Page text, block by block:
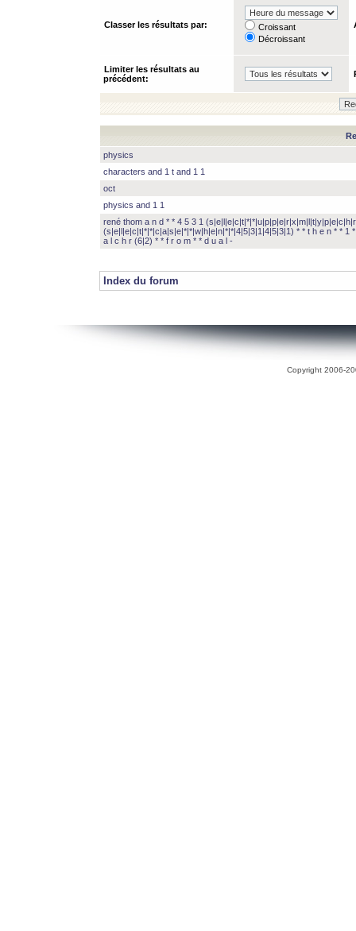
Classer les résultats par:
Croissant
Décroissant
Limiter les résultats au
précédent:
physics
characters and 1 t and 1 1
oct
physics and 1 1
rené thom a n d * * 4 5 3 1
(s|e|l|e|c|t|*|*|c|a|s|e|*|*|w|h|e|n|*|*|4|5|3|1|4|5|3|1) * * t h e n * * 1
a l c h r (6|2) * * f r o m * * d u a l -
Index du forum
Copyright 2006-